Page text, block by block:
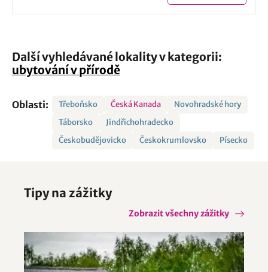
Další vyhledávané lokality v kategorii:
ubytování v přírodě
Oblasti: Třeboňsko Česká Kanada
Novohradské hory
Táborsko
Jindřichohradecko
Českobudějovicko
Českokrumlovsko Písecko
Tipy na zážitky
Zobrazit všechny zážitky